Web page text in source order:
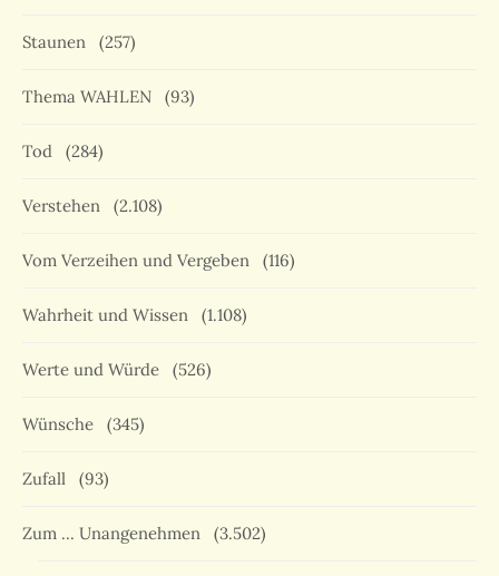
Staunen (257)
Thema WAHLEN (93)
Tod (284)
Verstehen (2.108)
Vom Verzeihen und Vergeben (116)
Wahrheit und Wissen (1.108)
Werte und Würde (526)
Wünsche (345)
Zufall (93)
Zum … Unangenehmen (3.502)